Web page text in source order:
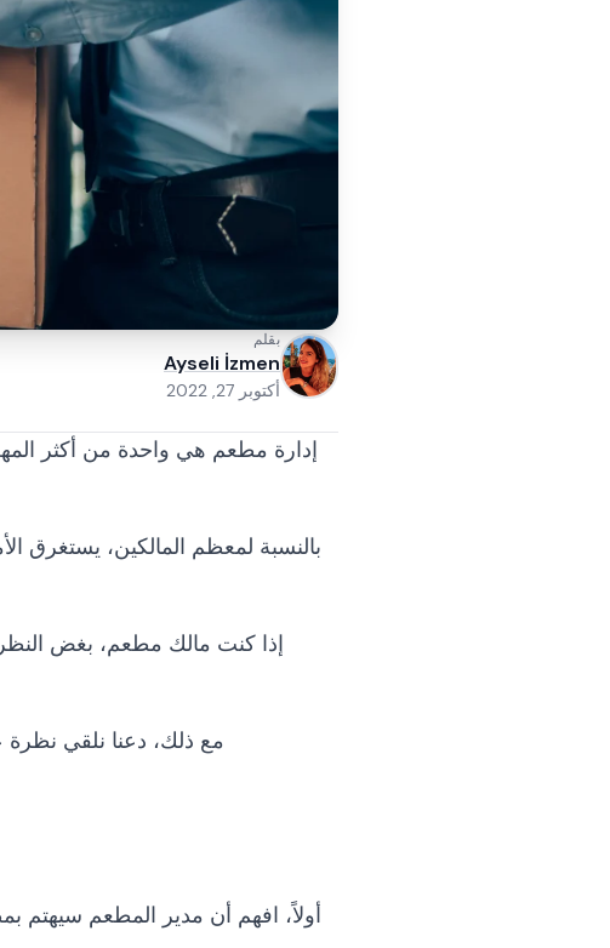
بقلم
Ayseli İzmen
أكتوبر 27, 2022
إدارة مطعم هي واحدة من أكثر
بالنسبة لمعظم المالكين، يستغرق
إذا كنت مالك مطعم، بغض
مع ذلك، دعنا نلقي
أولاً، افهم أن مدير المطعم سيهتم